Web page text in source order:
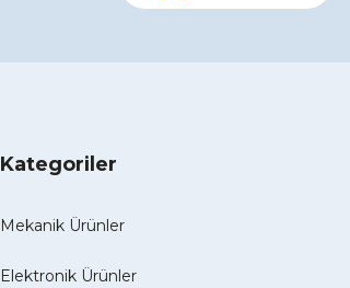
Kategoriler
Mekanik Ürünler
Elektronik Ürünler